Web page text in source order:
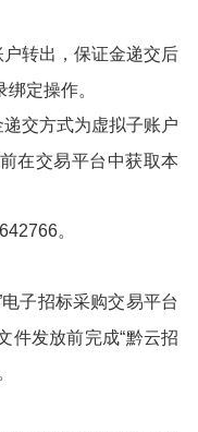
转出，保证金递交后
定操作。
递交方式为虚拟子账户
在交易平台中获取本
。
电子招标采购交易平台
件发放前完成“黔云招